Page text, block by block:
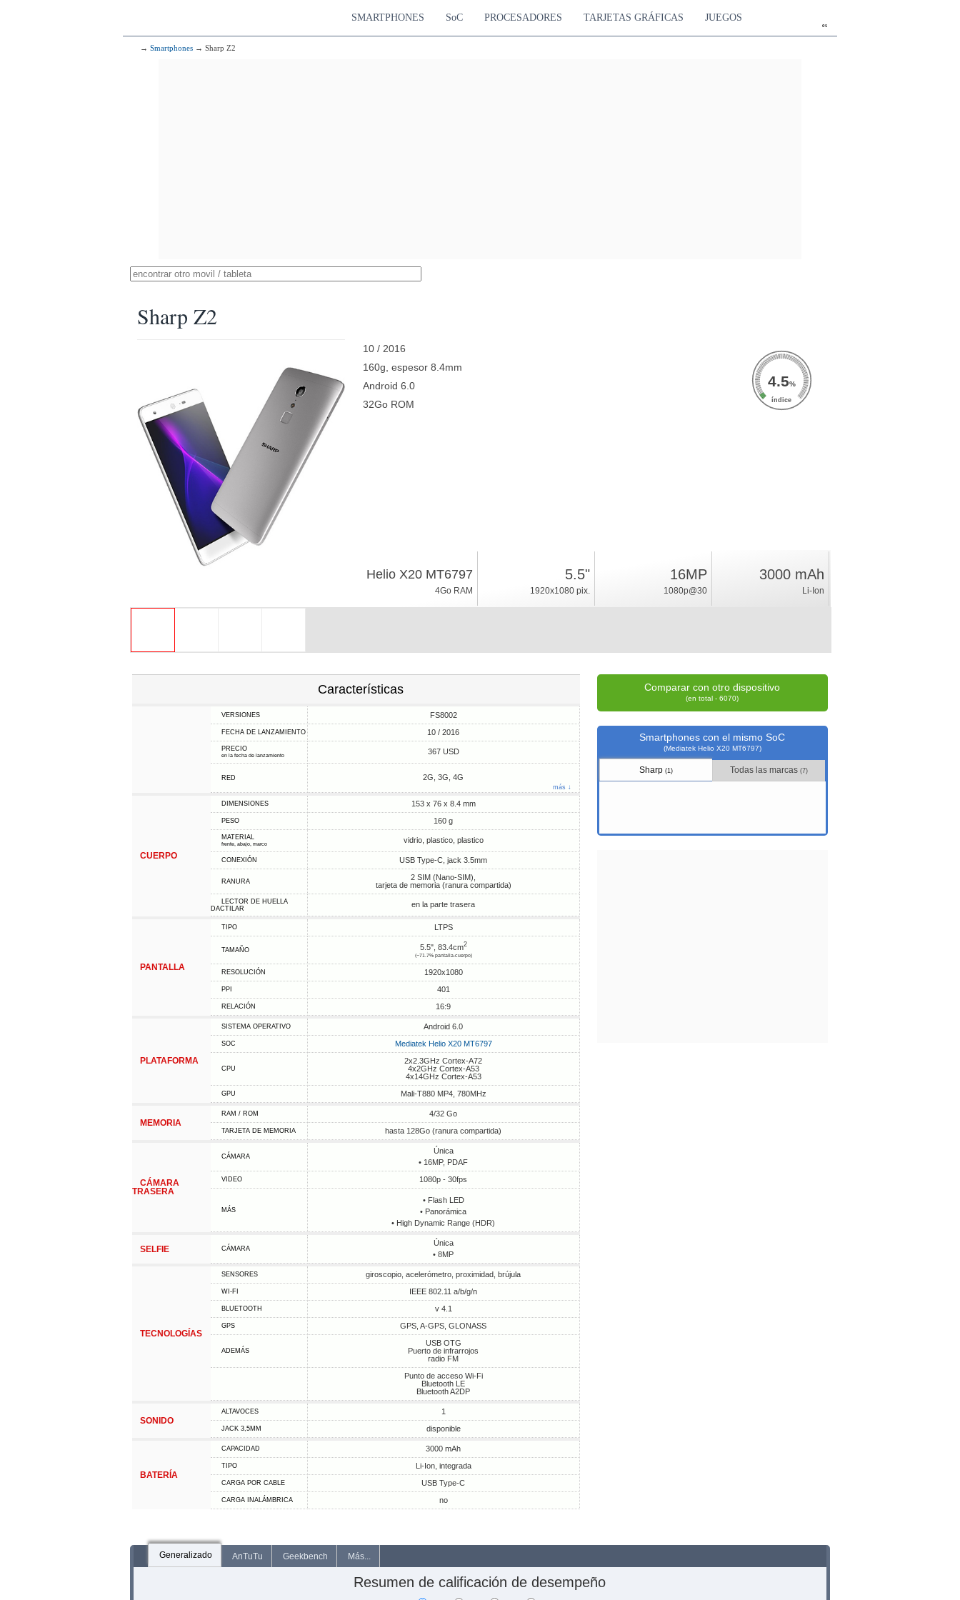
es
SMARTPHONES SoC PROCESADORES TARJETAS GRÁFICAS JUEGOS
→ Smartphones → Sharp Z2
Sharp Z2
10 / 2016
160g, espesor 8.4mm
Android 6.0
32Go ROM
4.5%
índice
Helio X20 MT6797
4Go RAM
5.5"
1920x1080 pix.
16MP
1080p@30
3000 mAh
Li-Ion
Características
VERSIONES FS8002
FECHA DE LANZAMIENTO 10 / 2016
PRECIO
en la fecha de lanzamiento 367 USD
RED 2G, 3G, 4G
más ↓
CUERPO
DIMENSIONES 153 x 76 x 8.4 mm
PESO 160 g
MATERIAL
frente, abajo, marco vidrio, plastico, plastico
CONEXIÓN USB Type-C, jack 3.5mm
RANURA
2 SIM (Nano-SIM),
tarjeta de memoria (ranura compartida)
LECTOR DE HUELLA
DACTILAR
en la parte trasera
PANTALLA
TIPO LTPS
TAMAÑO 5.5", 83.4cm2
(~71.7% pantalla-cuerpo)
RESOLUCIÓN 1920x1080
PPI 401
RELACIÓN 16:9
PLATAFORMA
SISTEMA OPERATIVO Android 6.0
SOC Mediatek Helio X20 MT6797
CPU
2x2.3GHz Cortex-A72
4x2GHz Cortex-A53
4x14GHz Cortex-A53
GPU Mali-T880 MP4, 780MHz
MEMORIA
RAM / ROM 4/32 Go
TARJETA DE MEMORIA hasta 128Go (ranura compartida)
CÁMARA
TRASERA
CÁMARA
Única
• 16MP, PDAF
VIDEO 1080p - 30fps
MÁS
• Flash LED
• Panorámica
• High Dynamic Range (HDR)
SELFIE CÁMARA
Única
• 8MP
TECNOLOGÍAS
SENSORES giroscopio, acelerómetro, proximidad, brújula
WI-FI IEEE 802.11 a/b/g/n
BLUETOOTH v 4.1
GPS GPS, A-GPS, GLONASS
ADEMÁS
USB OTG
Puerto de infrarrojos
radio FM
Punto de acceso Wi-Fi
Bluetooth LE
Bluetooth A2DP
SONIDO
ALTAVOCES 1
JACK 3,5MM disponible
BATERÍA
CAPACIDAD 3000 mAh
TIPO Li-Ion, integrada
CARGA POR CABLE USB Type-C
CARGA INALÁMBRICA no
Comparar con otro dispositivo
(en total - 6070)
Smartphones con el mismo SoC
(Mediatek Helio X20 MT6797)
Sharp (1) Todas las marcas (7)
Generalizado AnTuTu Geekbench Más...
Resumen de calificación de desempeño